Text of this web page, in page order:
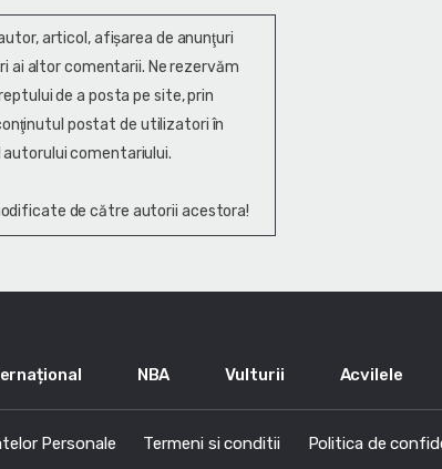
articol, afişarea de anunţuri
ai altor comentarii. Ne rezervăm
de a posta pe site, prin
postat de utilizatori în
comentariului.
de către autorii acestora!
NBA Vulturii Acvilele
Personale Termeni si conditii Politica de